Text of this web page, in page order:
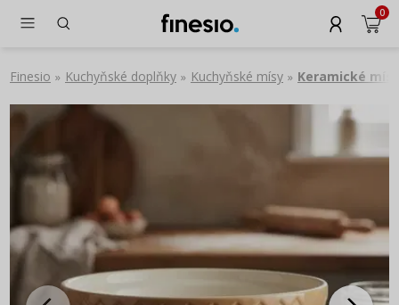
0
Finesio » Kuchyňské doplňky » Kuchyňské mísy » Keramické mísy